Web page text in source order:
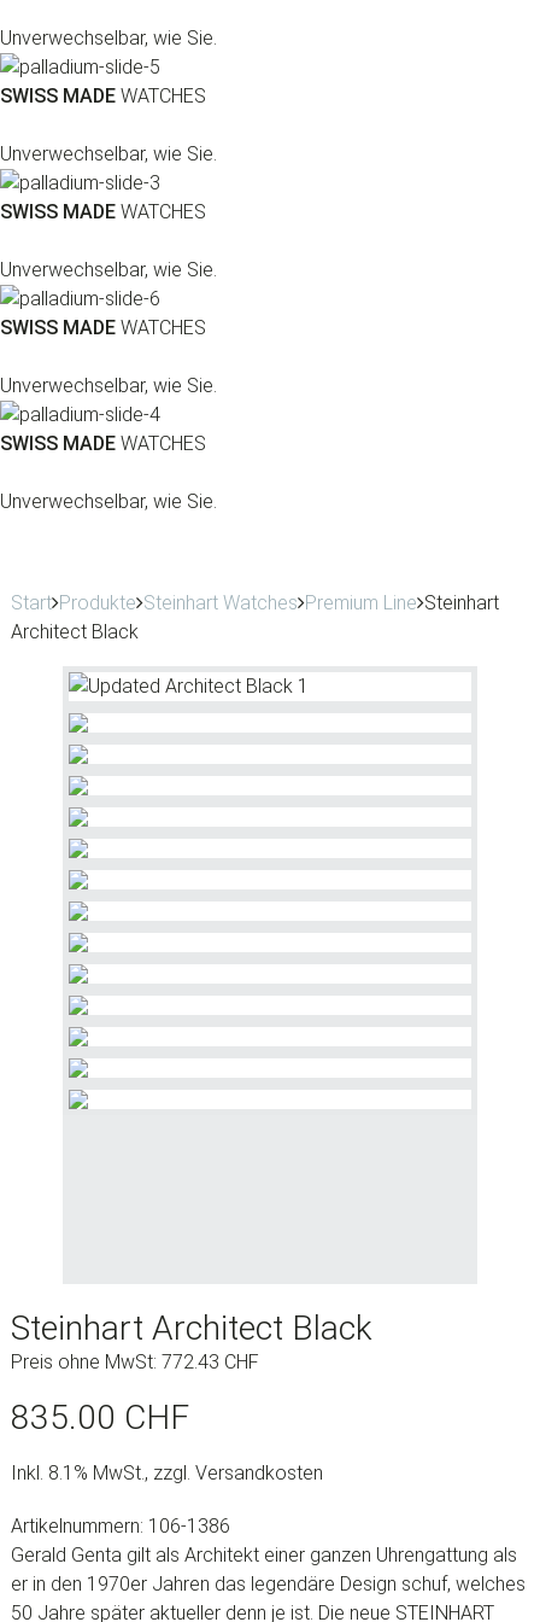
Unverwechselbar, wie Sie.
SWISS MADE WATCHES
Unverwechselbar, wie Sie.
SWISS MADE WATCHES
Unverwechselbar, wie Sie.
SWISS MADE WATCHES
Unverwechselbar, wie Sie.
SWISS MADE WATCHES
Unverwechselbar, wie Sie.
Start Produkte Steinhart Watches Premium Line Steinhart
Architect Black
Steinhart Architect Black
Preis ohne MwSt: 772.43 CHF
835.00 CHF
Inkl. 8.1% MwSt., zzgl. Versandkosten
Artikelnummern: 106-1386
Gerald Genta gilt als Architekt einer ganzen Uhrengattung als
er in den 1970er Jahren das legendäre Design schuf, welches
50 Jahre später aktueller denn je ist. Die neue STEINHART